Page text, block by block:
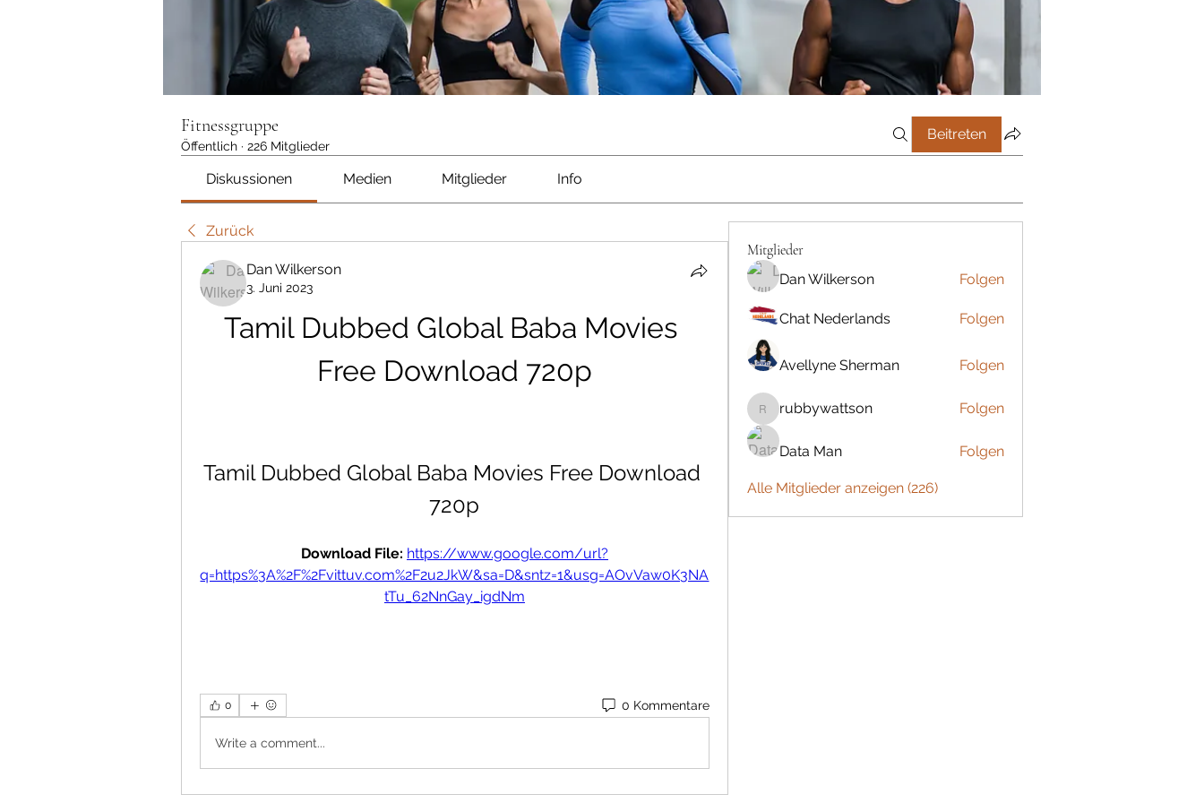
Fitnessgruppe
Öffentlich · 226 Mitglieder
Beitreten
Diskussionen Medien Mitglieder Info
Zurück
Dan Wilkerson
3. Juni 2023
Tamil Dubbed Global Baba Movies
Free Download 720p
Tamil Dubbed Global Baba Movies Free Download
720p
Download File: https://www.google.com/url?
q=https%3A%2F%2Fvittuv.com%2F2u2JkW&sa=D&sntz=1&usg=AOvVaw0K3NA
tTu_62NnGay_igdNm
0 0 Kommentare
Write a comment...
Mitglieder
Dan Wilkerson Folgen
Chat Nederlands Folgen
Avellyne Sherman Folgen
rubbywattson
rubbywattson Folgen
Data Man Folgen
Alle Mitglieder anzeigen (226)